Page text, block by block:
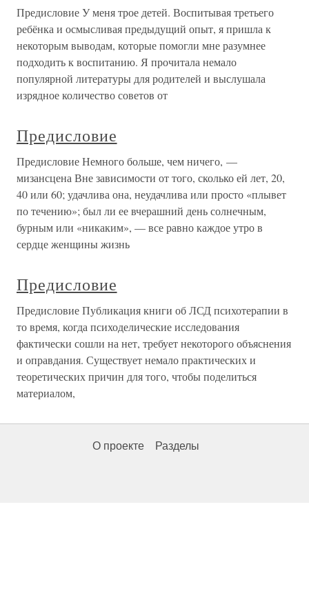
Предисловие У меня трое детей. Воспитывая третьего
ребёнка и осмысливая предыдущий опыт, я пришла к
некоторым выводам, которые помогли мне разумнее
подходить к воспитанию. Я прочитала немало
популярной литературы для родителей и выслушала
изрядное количество советов от
Предисловие
Предисловие Немного больше, чем ничего, —
мизансцена Вне зависимости от того, сколько ей лет, 20,
40 или 60; удачлива она, неудачлива или просто «плывет
по течению»; был ли ее вчерашний день солнечным,
бурным или «никаким», — все равно каждое утро в
сердце женщины жизнь
Предисловие
Предисловие Публикация книги об ЛСД психотерапии в
то время, когда психоделические исследования
фактически сошли на нет, требует некоторого объяснения
и оправдания. Существует немало практических и
теоретических причин для того, чтобы поделиться
материалом,
О проекте Разделы